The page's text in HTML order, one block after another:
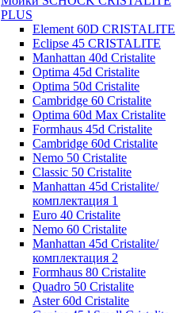
PLUS
Element 60D CRISTALITE
Eclipse 45 CRISTALITE
Manhattan 40d Cristalite
Optima 45d Cristalite
Optima 50d Cristalite
Cambridge 60 Cristalite
Optima 60d Max Cristalite
Formhaus 45d Cristalite
Cambridge 60d Cristalite
Nemo 50 Cristalite
Classic 50 Cristalite
Manhattan 45d Cristalite/
комплектация 1
Euro 40 Cristalite
Nemo 60 Cristalite
Manhattan 45d Cristalite/
комплектация 2
Formhaus 80 Cristalite
Quadro 50 Cristalite
Aster 60d Cristalite